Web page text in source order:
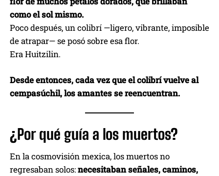
como el sol mismo.
Poco después, un colibrí —ligero, vibrante, imposible
de atrapar— se posó sobre esa flor.
Era Huitzilin.
Desde entonces, cada vez que el colibrí vuelve al
cempasúchil, los amantes se reencuentran.
¿Por qué guía a los muertos?
En la cosmovisión mexica, los muertos no
regresaban solos:necesitaban señales, caminos,